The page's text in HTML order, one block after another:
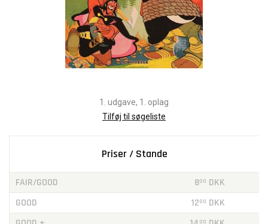
1. udgave, 1. oplag
Tilføj til søgeliste
Priser / Stande
FAIR/GOOD 800 DKK
GOOD
1200 DKK
00